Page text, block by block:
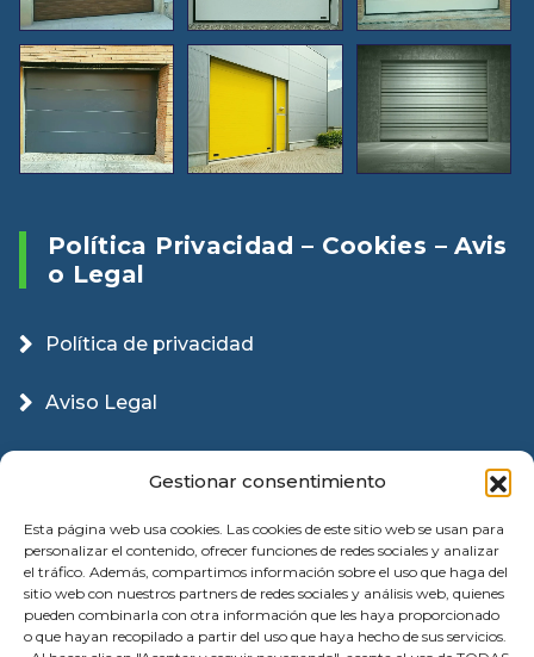
Gestionar consentimiento
Esta página web usa cookies. Las cookies de este sitio web se usan para
personalizar el contenido, ofrecer funciones de redes sociales y analizar
el tráfico. Además, compartimos información sobre el uso que haga del
sitio web con nuestros partners de redes sociales y análisis web, quienes
pueden combinarla con otra información que les haya proporcionado
o que hayan recopilado a partir del uso que haya hecho de sus servicios.
Política Privacidad – Cookies – Avis
O Legal
Política de privacidad
Aviso Legal